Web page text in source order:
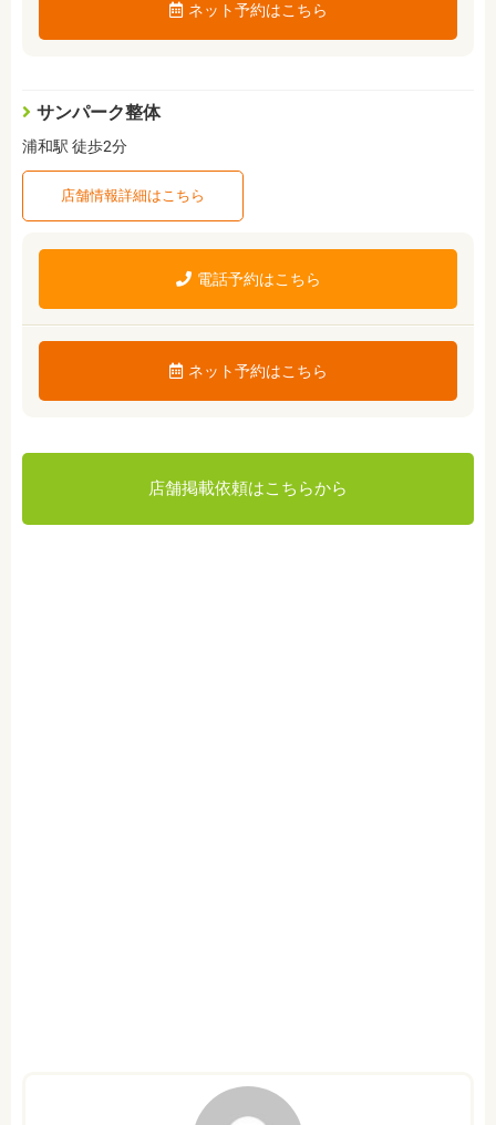
ネット予約はこちら
サンパーク整体
浦和駅 徒歩2分
店舗情報詳細はこちら
電話予約はこちら
ネット予約はこちら
店舗掲載依頼はこちらから